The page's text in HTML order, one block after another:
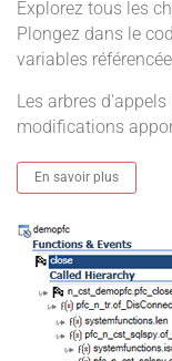
Explorez tous les
Plongez dans le
variables
Les arbres
modifications
En savoir plus